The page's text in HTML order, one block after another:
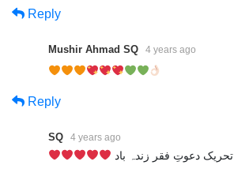
Reply
Mushir Ahmad SQ 4 years ago
Reply
SQ 4 years ago
تحریک دعوتِ فقر زندہ باد